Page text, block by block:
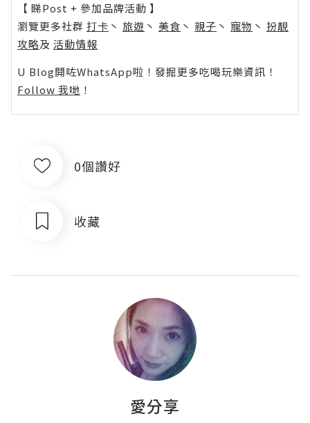
【 睇Post + 參加品牌活動 】
瀏覽更多社群 打卡 丶 旅遊 丶 美食 丶 親子 丶 寵物 丶 扮靚
攻略及 活動情報
U Blog開咗WhatsApp啦！發掘更多吃喝玩樂資訊！
Follow 我哋 ！
0個讚好
收藏
愛分享